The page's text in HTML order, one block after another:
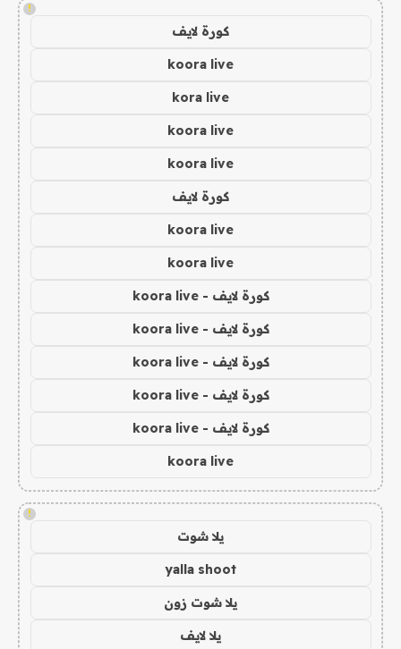
!
كورة لايف
koora live
kora live
koora live
koora live
كورة لايف
koora live
koora live
كورة لايف - koora live
كورة لايف - koora live
كورة لايف - koora live
كورة لايف - koora live
كورة لايف - koora live
koora live
!
يلا شوت
yalla shoot
يلا شوت زون
يلا لايف